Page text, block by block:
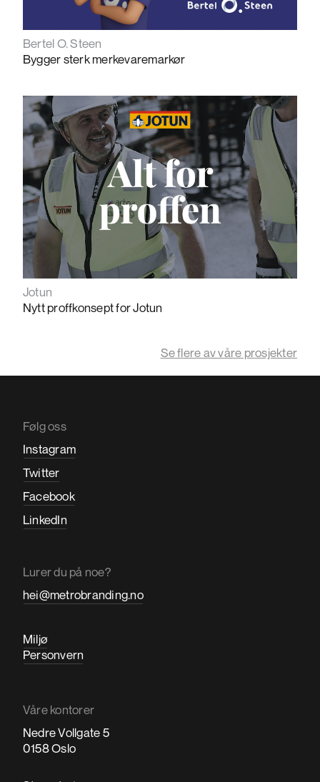
Bertel O. Steen
Bygger sterk merkevaremarkør
Jotun
Nytt proffkonsept for Jotun
Se flere av våre prosjekter
Følg oss
Instagram
Twitter
Facebook
LinkedIn
Lurer du på noe?
hei@metrobranding.no
Miljø
Personvern
Våre kontorer
Nedre Vollgate 5
0158 Oslo